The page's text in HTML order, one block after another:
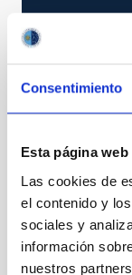
Consentimiento
Esta página
Las cookies de
el contenido y
sociales y
información
nuestros
MIRADAS
MIRADAS
Instrument